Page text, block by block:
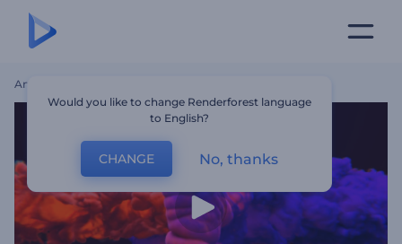
Ana Sayfa
Would you like to change Renderforest language
to English?
CHANGE No, thanks